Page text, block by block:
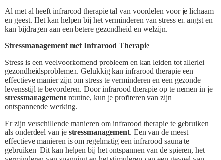
Al met al heeft infrarood therapie tal van voordelen voor je lichaam
en geest. Het kan helpen bij het verminderen van stress en angst en
kan bijdragen aan een betere gezondheid en welzijn.
Stressmanagement met Infrarood Therapie
Stress is een veelvoorkomend probleem en kan leiden tot allerlei
gezondheidsproblemen. Gelukkig kan infrarood therapie een
effectieve manier zijn om stress te verminderen en een gezonde
levensstijl te bevorderen. Door infrarood therapie op te nemen in je
stressmanagement routine, kun je profiteren van zijn
ontspannende werking.
Er zijn verschillende manieren om infrarood therapie te gebruiken
als onderdeel van je stressmanagement. Een van de meest
effectieve manieren is om regelmatig een infrarood sauna te
gebruiken. Dit kan helpen bij het ontspannen van de spieren, het